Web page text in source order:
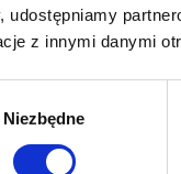
udostępniamy
z innymi danymi
Niezbędne